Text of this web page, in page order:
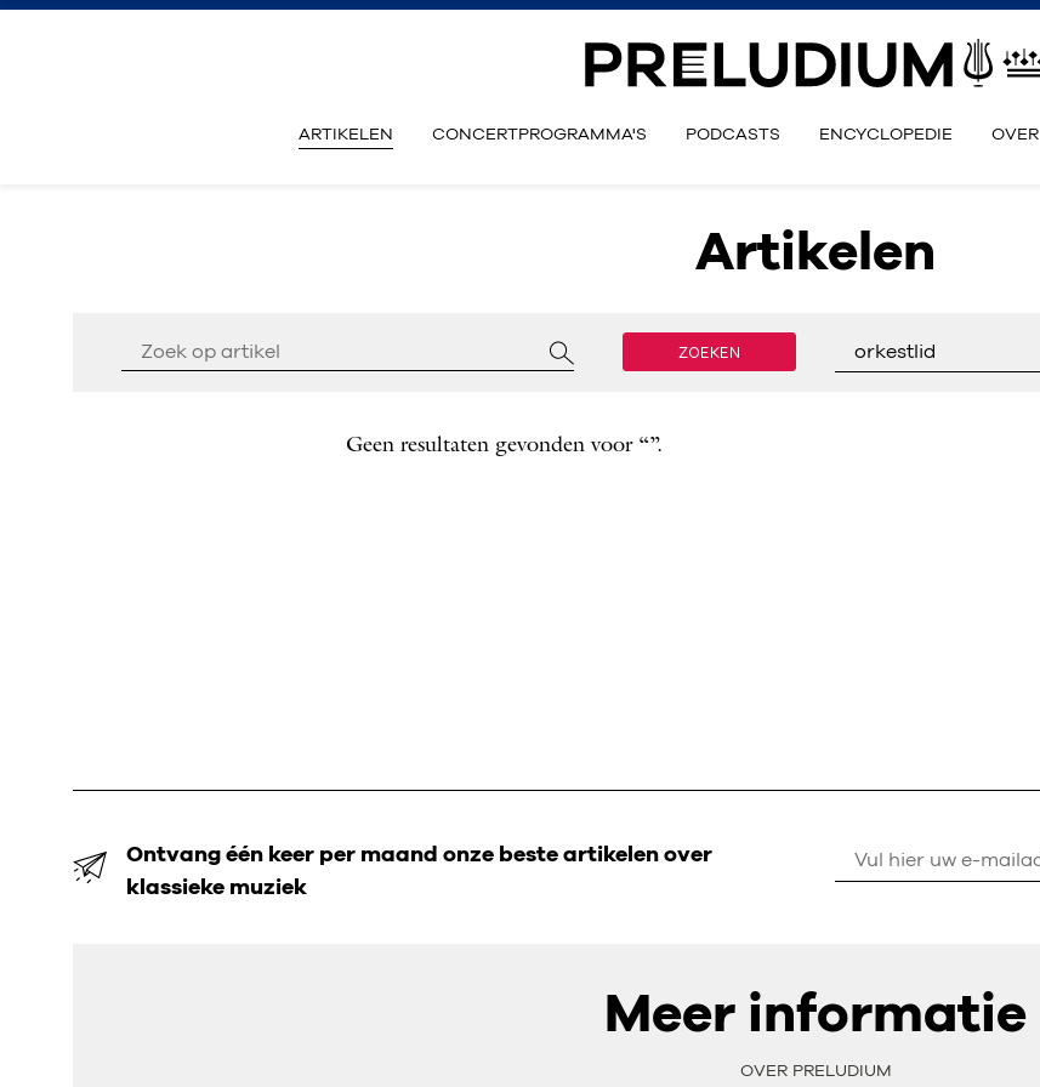
ARTIKELEN CONCERTPROGRAMMA'S PODCASTS ENCYCLOPEDIE OVER
Artikelen
ZOEKEN orkestlid
Geen resultaten gevonden voor “”.
Ontvang één keer per maand onze beste artikelen over
klassieke muziek
Meer informatie
OVER PRELUDIUM